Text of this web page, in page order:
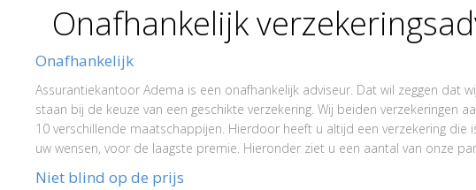
Onafhankelijk
Onafhankelijk
Assurantiekantoor Adema is een onafhankelijk adviseur. Dat wil zeggen dat
staan bij de keuze van een geschikte verzekering. Wij beiden verzekeringen
10 verschillende maatschappijen. Hierdoor heeft u altijd een verzekering die
uw wensen, voor de laagste premie. Hieronder ziet u een aantal van onze
Niet blind op de prijs